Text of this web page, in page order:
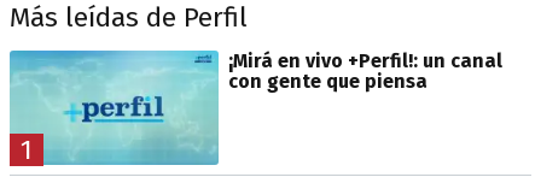
Más leídas de Perfil
1
¡Mirá en vivo +Perfil!: un canal
con gente que piensa